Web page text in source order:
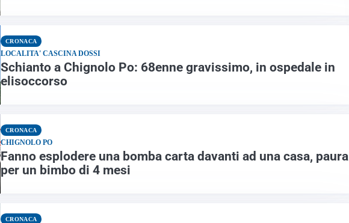
CRONACA
LOCALITA' CASCINA DOSSI
Schianto a Chignolo Po: 68enne gravissimo, in ospedale in
elisoccorso
CRONACA
CHIGNOLO PO
Fanno esplodere una bomba carta davanti ad una casa, paura
per un bimbo di 4 mesi
CRONACA